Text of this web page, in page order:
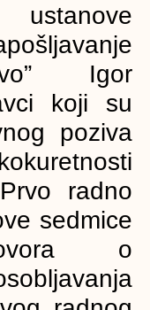
Igor
koji su
poziva
radno
sedmice
o